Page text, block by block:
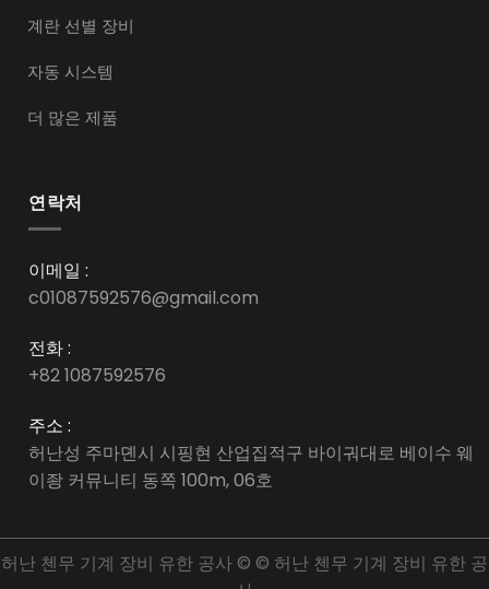
계란 선별 장비
자동 시스템
더 많은 제품
연락처
이메일 :
c01087592576@gmail.com
전화 :
+82 1087592576
주소 :
허난성 주마뎬시 시핑현 산업집적구 바이궈대로 베이수 웨
이좡 커뮤니티 동쪽 100m, 06호
허난 첸무 기계 장비 유한 공사 © © 허난 첸무 기계 장비 유한 공